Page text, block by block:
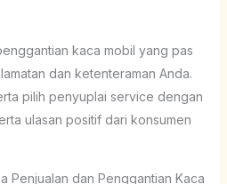
kaca mobil yang pas
dan ketenteraman Anda.
pilih penyuplai service dengan
ulasan positif dari konsumen
Penjualan dan Penggantian Kaca